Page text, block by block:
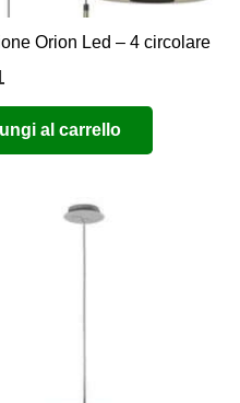
Orion Led – 4 circolare
al carrello